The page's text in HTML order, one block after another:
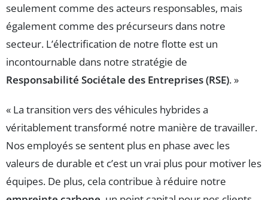
seulement comme des acteurs responsables, mais
également comme des précurseurs dans notre
secteur. L’électrification de notre flotte est un
incontournable dans notre stratégie de
Responsabilité Sociétale des Entreprises (RSE). »
« La transition vers des véhicules hybrides a
véritablement transformé notre manière de travailler.
Nos employés se sentent plus en phase avec les
valeurs de durable et c’est un vrai plus pour motiver les
équipes. De plus, cela contribue à réduire notre